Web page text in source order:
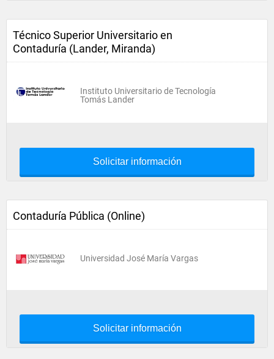
Técnico Superior Universitario en
Contaduría (Lander, Miranda)
Instituto Universitario de Tecnología
Tomás Lander
Solicitar información
Contaduría Pública (Online)
Universidad José María Vargas
Solicitar información